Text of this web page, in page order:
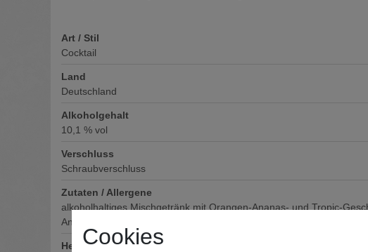
Art / Stil
Cocktail
Land
Deutschland
Alkoholgehalt
10,1 % vol
Verschluss
Schraubverschluss
Zutaten / Allergene
alkoholhaltiges Mischgetränk mit Orangen-Ananas- und Tropic-
Antioxidationsmittel
Hersteller / Importeur
Cookies